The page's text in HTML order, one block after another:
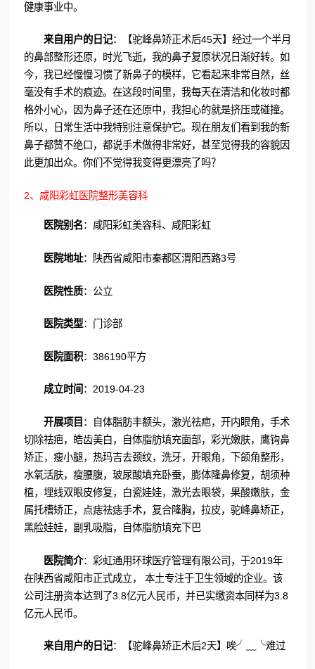
健康事业中。
来自用户的日记：【驼峰鼻矫正术后45天】经过一个半月
的鼻部整形还原，时光飞逝，我的鼻子复原状况日渐好转。如
今，我已经慢慢习惯了新鼻子的模样，它看起来非常自然，丝
毫没有手术的痕迹。在这段时间里，我每天在清洁和化妆时都
格外小心，因为鼻子还在还原中，我担心的就是挤压或碰撞。
所以，日常生活中我特别注意保护它。现在朋友们看到我的新
鼻子都赞不绝口，都说手术做得非常好，甚至觉得我的容貌因
此更加出众。你们不觉得我变得更漂亮了吗？
2、咸阳彩虹医院整形美容科
医院别名：咸阳彩虹美容科、咸阳彩虹
医院地址：陕西省咸阳市秦都区渭阳西路3号
医院性质：公立
医院类型：门诊部
医院面积：386190平方
成立时间 ：2019-04-23
开展项目 ：自体脂肪丰额头，激光祛疤，开内眼角，手术
切除祛疤，皓齿美白，自体脂肪填充面部，彩光嫩肤，鹰钩鼻
矫正，瘦小腿，热玛吉去颈纹，洗牙，开眼角，下颌角整形，
水氧活肤，瘦腰腹，玻尿酸填充卧蚕，膨体隆鼻修复，胡须种
植，埋线双眼皮修复，白瓷娃娃，激光去眼袋，果酸嫩肤，金
属托槽矫正，点痣祛痣手术，复合隆胸，拉皮，驼峰鼻矫正，
黑脸娃娃，副乳吸脂，自体脂肪填充下巴
医院简介：彩虹通用环球医疗管理有限公司，于2019年
在陕西省咸阳市正式成立， 本土专注于卫生领域的企业。该
公司注册资本达到了3.8亿元人民币，并已实缴资本同样为3.8
亿元人民币。
来自用户的日记：【驼峰鼻矫正术后2天】唉╯﹏╰难过